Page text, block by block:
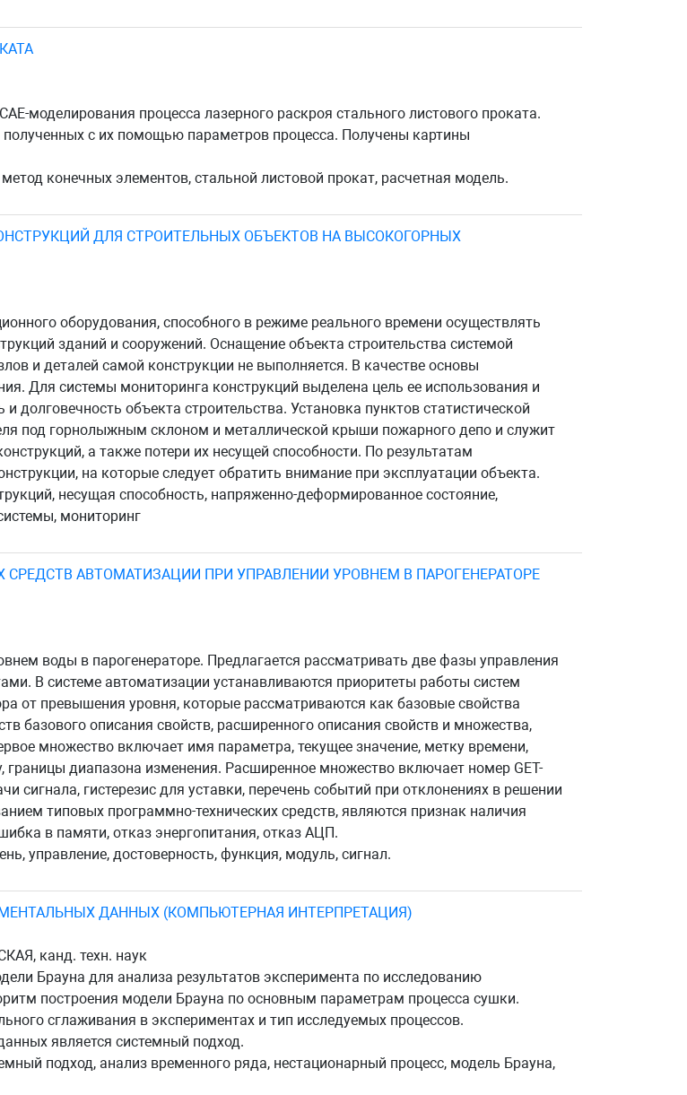
моделирования процесса лазерного раскроя стального листового проката.
с их помощью параметров процесса. Получены картины
конечных элементов, стальной листовой прокат, расчетная модель.
ДЛЯ СТРОИТЕЛЬНЫХ ОБЪЕКТОВ НА ВЫСОКОГОРНЫХ
оборудования, способного в режиме реального времени осуществлять
зданий и сооружений. Оснащение объекта строительства системой
и деталей самой конструкции не выполняется. В качестве основы
Для системы мониторинга конструкций выделена цель ее использования и
долговечность объекта строительства. Установка пунктов статистической
под горнолыжным склоном и металлической крыши пожарного депо и служит
а также потери их несущей способности. По результатам
на которые следует обратить внимание при эксплуатации объекта.
несущая способность, напряженно-деформированное состояние,
мониторинг
АВТОМАТИЗАЦИИ ПРИ УПРАВЛЕНИИ УРОВНЕМ В ПАРОГЕНЕРАТОРЕ
воды в парогенераторе. Предлагается рассматривать две фазы управления
В системе автоматизации устанавливаются приоритеты работы систем
от превышения уровня, которые рассматриваются как базовые свойства
базового описания свойств, расширенного описания свойств и множества,
множество включает имя параметра, текущее значение, метку времени,
границы диапазона изменения. Расширенное множество включает номер GET-
гистерезис для уставки, перечень событий при отклонениях в решении
типовых программно-технических средств, являются признак наличия
в памяти, отказ энергопитания, отказ АЦП.
управление, достоверность, функция, модуль, сигнал.
ДАННЫХ (КОМПЬЮТЕРНАЯ ИНТЕРПРЕТАЦИЯ)
канд. техн. наук
Брауна для анализа результатов эксперимента по исследованию
построения модели Брауна по основным параметрам процесса сушки.
сглаживания в экспериментах и тип исследуемых процессов.
является системный подход.
подход, анализ временного ряда, нестационарный процесс, модель Брауна,